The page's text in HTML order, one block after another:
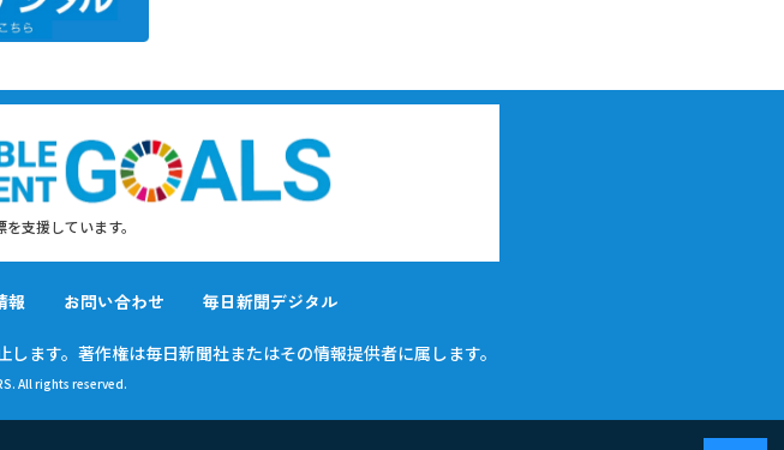
支援しています。
報 お問い合わせ 毎日新聞デジタル
ます。 著作権は毎日新聞社またはその情報提供者に属します。
All rights reserved.